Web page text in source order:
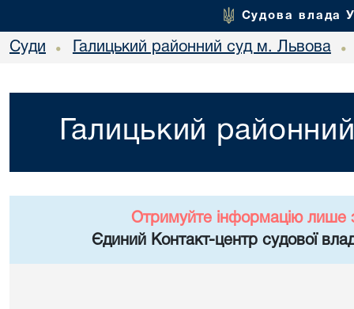
Судова влада
Суди • Галицький районний суд м. Львова •
Галицький
Отримуйте інформацію лише
Єдиний Контакт-центр судової